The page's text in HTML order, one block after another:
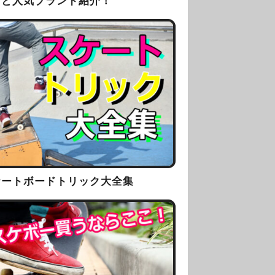
トボードトリック大全集